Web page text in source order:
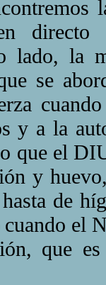
lado, la
se
y a la
que el
y
de
el
que